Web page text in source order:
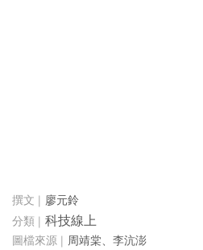
廖元鈴
科技線上
周靖棠、李沆澎